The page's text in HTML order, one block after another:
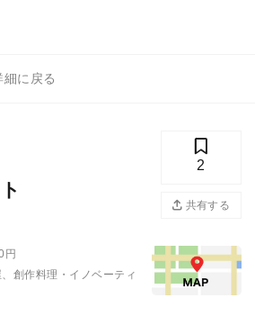
に戻る
2
共有する
円
創作料理・イノベーティ